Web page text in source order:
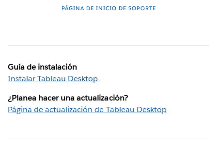
PÁGINA DE INICIO DE SOPORTE
Guía de instalación
Instalar Tableau Desktop
¿Planea hacer una actualización?
Página de actualización de Tableau Desktop